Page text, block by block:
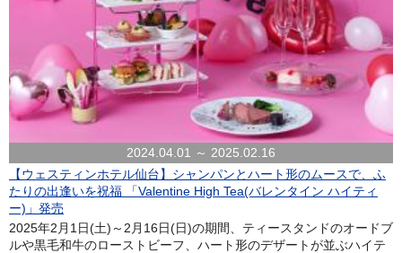
2024.04.01 ～ 2025.02.16
【ウェスティンホテル仙台】シャンパンとハート形のムースで、ふ
たりの出逢いを祝福 「Valentine High Tea(バレンタイン ハイティ
ー)」発売
2025年2月1日(土)～2月16日(日)の期間、ティースタンドのオードブ
ルや黒毛和牛のローストビーフ、ハート形のデザートが並ぶハイテ